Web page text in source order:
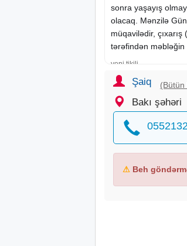
sonra yaşayış
olacaq. Mənzilə
müqavilədir,
tərəfindən məbləğin
yeni tikili
Şaiq (Bütün
Bakı şəhəri
⚠ Beh